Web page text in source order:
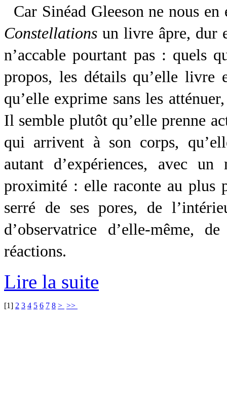
Car Sinéad Gleeson ne nous
Constellations un livre âpre, dur
n’accable pourtant pas : quels
propos, les détails qu’elle livre
qu’elle exprime sans les
Il semble plutôt qu’elle prenne
qui arrivent à son corps,
autant d’expériences, avec
proximité : elle raconte au plus
serré de ses pores, de
d’observatrice d’elle-même,
réactions.
Lire la suite
[1] 2 3 4 5 6 7 8 > >>